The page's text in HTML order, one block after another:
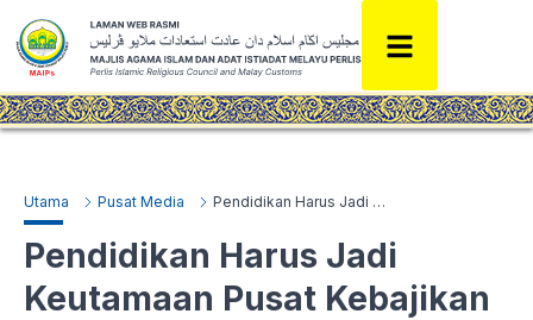
Utama Pusat Media Pendidikan Harus Jadi Keutamaan Pusat Kebajikan Anak Yatim
Pendidikan Harus Jadi
Keutamaan Pusat Kebajikan